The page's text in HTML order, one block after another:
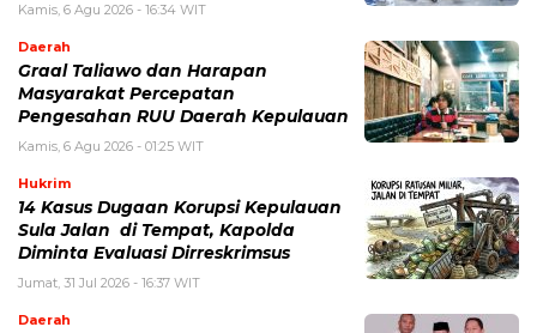
Kamis, 6 Agu 2026 - 16:34 WIT
Daerah
Graal Taliawo dan Harapan
Masyarakat Percepatan
Pengesahan RUU Daerah Kepulauan
Kamis, 6 Agu 2026 - 01:25 WIT
Hukrim
14 Kasus Dugaan Korupsi Kepulauan
Sula Jalan di Tempat, Kapolda
Diminta Evaluasi Dirreskrimsus
Jumat, 31 Jul 2026 - 16:37 WIT
Daerah